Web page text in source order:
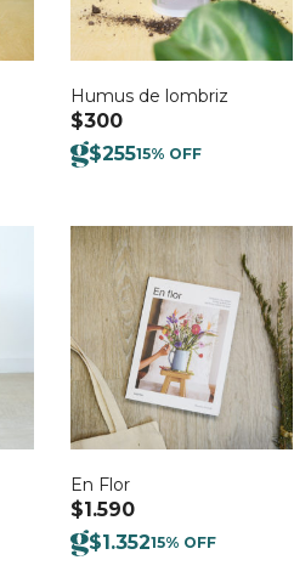
Humus de lombriz
$300
$25515% OFF
En Flor
$1.590
$1.35215% OFF